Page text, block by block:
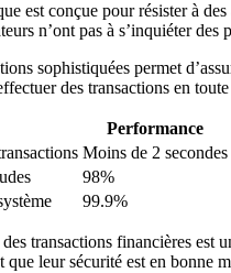
est conçue pour résister à
n’ont pas à s’inquiéter
sophistiquées permet
des transactions en
Performance
Moins de 2 secondes
98%
99.9%
transactions financières est
que leur sécurité est en bonne